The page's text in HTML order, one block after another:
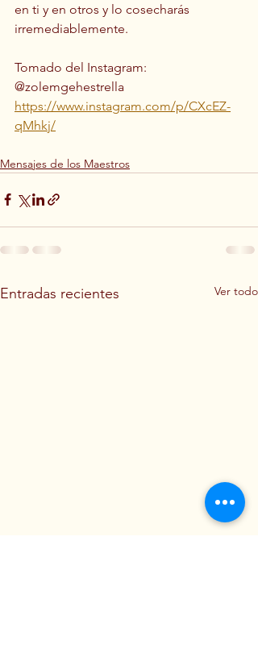
en ti y en otros y lo cosecharás
irremediablemente.
Tomado del Instagram:
@zolemgehestrella
https://www.instagram.com/p/CXcEZ-
qMhkj/
Mensajes de los Maestros
Entradas recientes Ver todo